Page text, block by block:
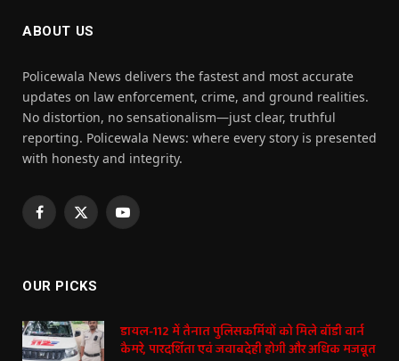
ABOUT US
Policewala News delivers the fastest and most accurate
updates on law enforcement, crime, and ground realities.
No distortion, no sensationalism—just clear, truthful
reporting. Policewala News: where every story is presented
with honesty and integrity.
Facebook
X
YouTube
OUR PICKS
डायल-112 में तैनात पुलिसकर्मियों को मिले बॉडी वार्न
कैमरे, पारदर्शिता एवं जवाबदेही होगी और अधिक मजबूत